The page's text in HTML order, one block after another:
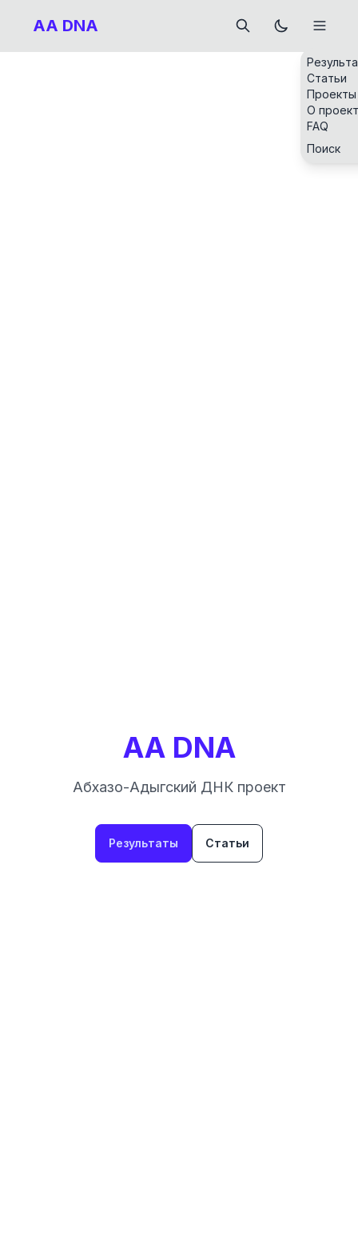
AA DNA
Статьи
Проекты
О
FAQ
Поиск
AA DNA
Абхазо-Адыгский ДНК проект
Результаты Статьи